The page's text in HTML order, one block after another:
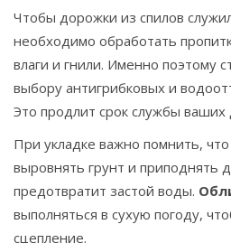
Чтобы дорожки из спилов
необходимо обработать
влаги и гнили. Именно поэтому
выбору антигрибковых и
Это продлит срок службы ваших
При укладке важно помнить,
выровнять грунт и приподнять
предотвратит застой воды.
выполняться в сухую погоду,
сцепление.